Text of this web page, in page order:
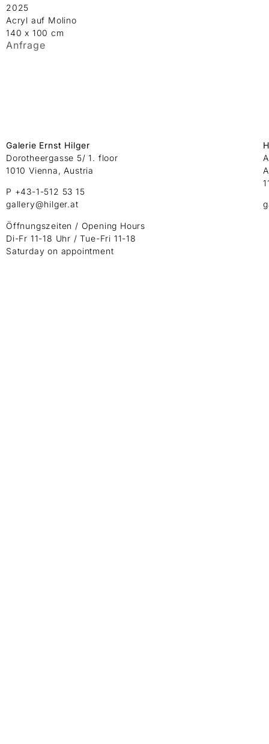
2025
Acryl auf Molino
140 x 100 cm
Anfrage
Galerie Ernst Hilger
Dorotheergasse 5/ 1. floor
1010 Vienna, Austria
P +43-1-512 53 15
gallery@hilger.at
Öffnungszeiten / Opening Hours
Di-Fr 11-18 Uhr / Tue-Fri 11-18
Saturday on appointment